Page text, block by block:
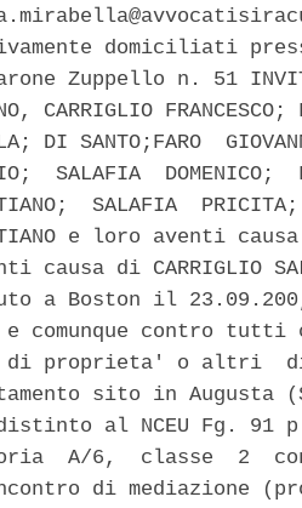
domiciliati
Zuppello n. 51
CARRIGLIO
DI SANTO;FARO
SALAFIA
SALAFIA
e loro aventi
causa di CARRIGLIO
a Boston il 23.09.200,
e comunque contro
di proprieta' o altri
sito in Augusta
al NCEU Fg. 91
A/6,  classe  2
di mediazione